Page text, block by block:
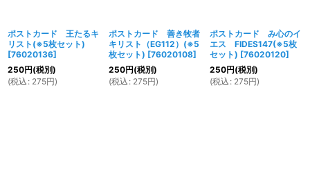
ポストカード 王たるキ
リスト(※5枚セット)
[76020136]
250円(税別)
(税込 : 275円)
ポストカード 善き牧者
キリスト（EG112）(※5
枚セット) [76020108]
250円(税別)
(税込 : 275円)
ポストカード み心のイ
エス FIDES147(※5枚
セット) [76020120]
250円(税別)
(税込 : 275円)